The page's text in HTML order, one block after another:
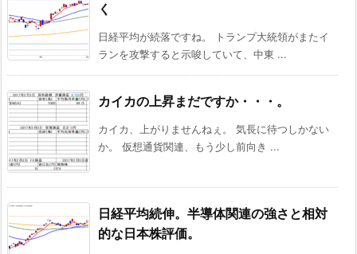
く
日経平均が続落ですね。 トランプ大統領がまたイ
ランを攻撃すると示唆していて、中東 ...
カイカの上昇まだですか・・・。
カイカ、上がりませんねぇ。 気長に待つしかない
か。 仮想通貨関連、もう少し前向き ...
日経平均続伸。半導体関連の強さと相対
的な日本株評価。